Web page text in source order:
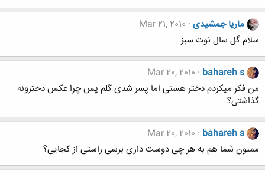
ماریا جمشیدی Mar 21, 2010
سلام گل سال نوت سبز
bahareh s
Mar 20, 2010
من فکر میکردم دختر هستی اما پسر شدی گلم پس چرا عکس دخترونه
گذاشتی؟
bahareh s
Mar 20, 2010
ممنون شما هم به هر چی دوست داری برسی راستی از کجایی؟